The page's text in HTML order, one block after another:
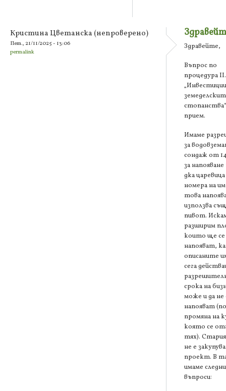
Кристина Цветанска (непроверено)
Пет., 21/11/2025 - 13:06
permalink
Здравейте,
Въпрос по
процедура
прием.
Имаме
за
сондаж от
за
дка
номера на
това
използва
пивот.
разширим
които ще се
напояват,
описаните
сега
срока на
може и да не
напояват
промяна на
която се
тях).
не е
проект. В
имаме
въпроси: